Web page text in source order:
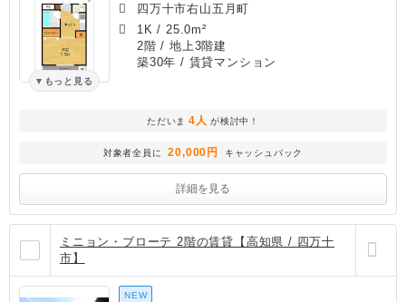
もっと見る
四万十市右山五月町
1K / 25.0m²
2階 / 地上3階建
築30年 / 賃貸マンション
ただいま 4人 が検討中！
対象者全員に 20,000円 キャッシュバック
詳細を見る
ミニョン・ブローテ 2階の賃貸【高知県 / 四万十
市】
NEW